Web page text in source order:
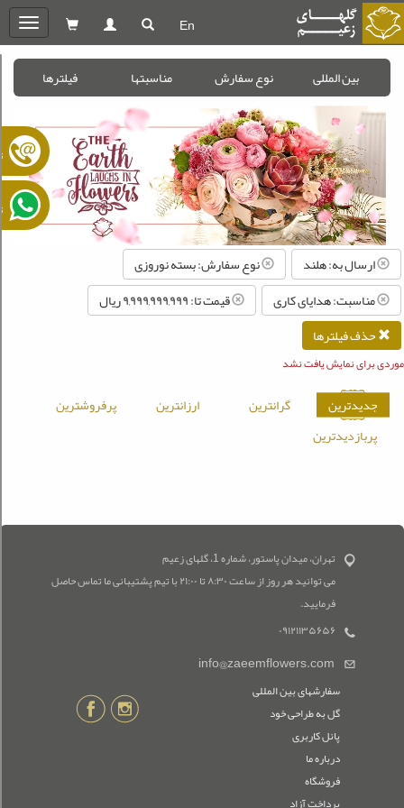
En
بین المللی نوع سفارش مناسبتها فیلترها
ارسال به: هلند
نوع سفارش: بسته نوروزی
مناسبت: هدایای کاری
قیمت تا: ۹,۹۹۹,۹۹۹,۹۹۹ ريال
حذف فیلترها
موردی برای نمایش یافت نشد
جدیدترین گرانترین ارزانترین
پرفروشترین
پربازدیدترین
تهران، میدان پاستور، شماره 1، گلهای زعیم
می توانید هر روز از ساعت ۸:۳۰ تا ۲۱:۰۰ با تیم پشتیبانی ما تماس حاصل
فرمایید.
۰۹۱۲۱۱۳۵۶۵۶
info@zaeemflowers.com
سفارشهای بین المللی
گل به طراحی خود
پانل کاربری
درباره ما
فروشگاه
پرداخت آزاد